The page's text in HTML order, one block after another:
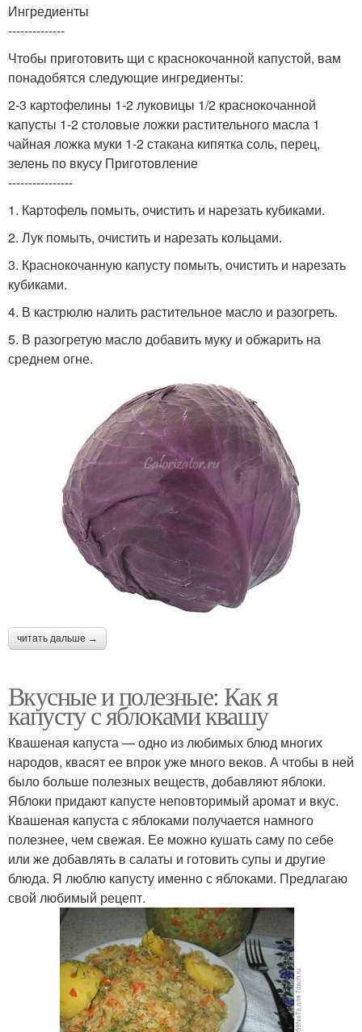
Ингредиенты
--------------
Чтобы приготовить щи с краснокочанной капустой, вам
понадобятся следующие ингредиенты:
2-3 картофелины 1-2 луковицы 1/2 краснокочанной
капусты 1-2 столовые ложки растительного масла 1
чайная ложка муки 1-2 стакана кипятка соль, перец,
зелень по вкусу Приготовление
----------------
1. Картофель помыть, очистить и нарезать кубиками.
2. Лук помыть, очистить и нарезать кольцами.
3. Краснокочанную капусту помыть, очистить и нарезать
кубиками.
4. В кастрюлю налить растительное масло и разогреть.
5. В разогретую масло добавить муку и обжарить на
среднем огне.
читать дальше →
Вкусные и полезные: Как я
капусту с яблоками квашу
Квашеная капуста — одно из любимых блюд многих
народов, квасят ее впрок уже много веков. А чтобы в ней
было больше полезных веществ, добавляют яблоки.
Яблоки придают капусте неповторимый аромат и вкус.
Квашеная капуста с яблоками получается намного
полезнее, чем свежая. Ее можно кушать саму по себе
или же добавлять в салаты и готовить супы и другие
блюда. Я люблю капусту именно с яблоками. Предлагаю
свой любимый рецепт.